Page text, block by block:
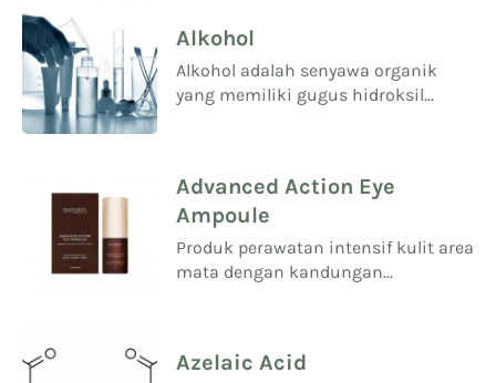
Alkohol
Alkohol adalah senyawa organik
yang memiliki gugus hidroksil...
Advanced Action Eye
Ampoule
Produk perawatan intensif kulit area
mata dengan kandungan...
Azelaic Acid